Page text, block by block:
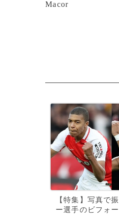
Macor
【特集】写真で
ー選手のビフォ